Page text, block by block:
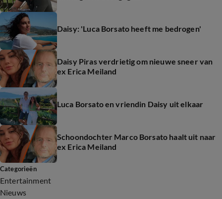
Daisy: 'Luca Borsato heeft me bedrogen'
Daisy Piras verdrietig om nieuwe sneer van
ex Erica Meiland
Luca Borsato en vriendin Daisy uit elkaar
Schoondochter Marco Borsato haalt uit naar
ex Erica Meiland
Categorieën
Entertainment
Nieuws